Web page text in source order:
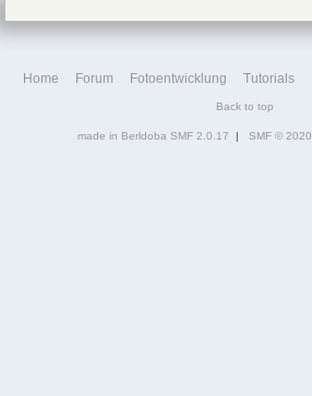
Home Forum Fotoentwicklung Tutorials
Back to top
made in Berldoba SMF 2.0.17 | SMF © 2020